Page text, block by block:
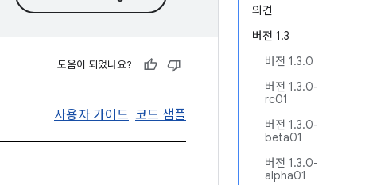
의견
버전 1.3
버전 1.3.0
버전 1.3.0-
rc01
버전 1.3.0-
beta01
버전 1.3.0-
alpha01
도움이 되었나요?
사용자 가이드 코드 샘플